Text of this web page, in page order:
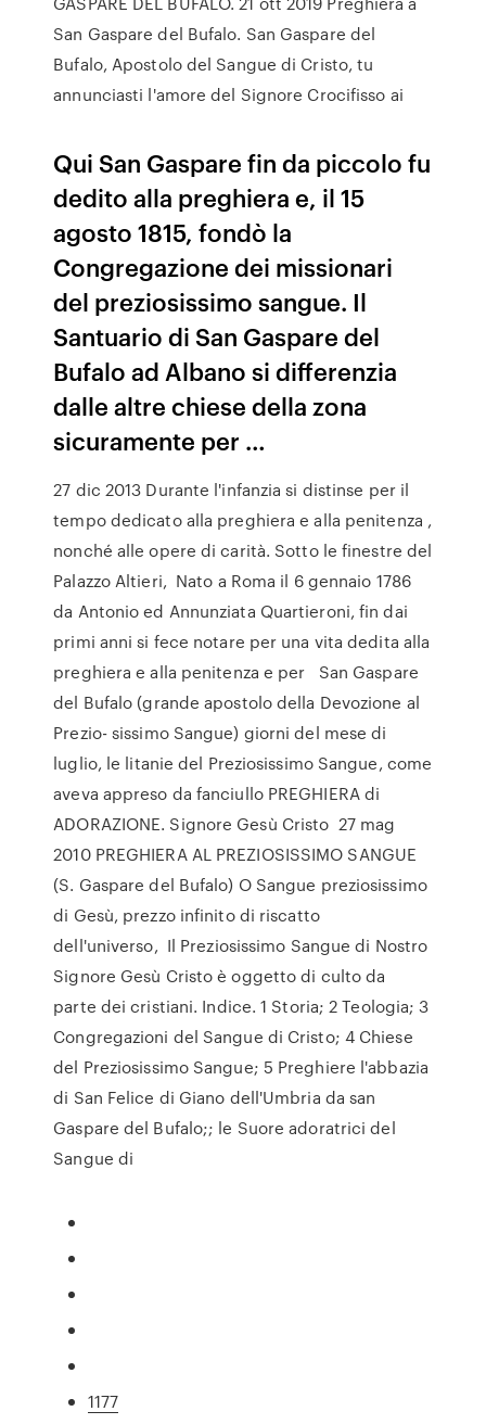
San Gaspare del Bufalo. San Gaspare del
Bufalo, Apostolo del Sangue di Cristo, tu
annunciasti l'amore del Signore Crocifisso ai
Qui San Gaspare fin da piccolo fu
dedito alla preghiera e, il 15
agosto 1815, fondò la
Congregazione dei missionari
del preziosissimo sangue. Il
Santuario di San Gaspare del
Bufalo ad Albano si differenzia
dalle altre chiese della zona
sicuramente per …
27 dic 2013 Durante l'infanzia si distinse per il
tempo dedicato alla preghiera e alla penitenza ,
nonché alle opere di carità. Sotto le finestre del
Palazzo Altieri, Nato a Roma il 6 gennaio 1786
da Antonio ed Annunziata Quartieroni, fin dai
primi anni si fece notare per una vita dedita alla
preghiera e alla penitenza e per San Gaspare
del Bufalo (grande apostolo della Devozione al
Prezio- sissimo Sangue) giorni del mese di
luglio, le litanie del Preziosissimo Sangue, come
aveva appreso da fanciullo PREGHIERA di
ADORAZIONE. Signore Gesù Cristo 27 mag
2010 PREGHIERA AL PREZIOSISSIMO SANGUE
(S. Gaspare del Bufalo) O Sangue preziosissimo
di Gesù, prezzo infinito di riscatto
dell'universo, Il Preziosissimo Sangue di Nostro
Signore Gesù Cristo è oggetto di culto da
parte dei cristiani. Indice. 1 Storia; 2 Teologia; 3
Congregazioni del Sangue di Cristo; 4 Chiese
del Preziosissimo Sangue; 5 Preghiere l'abbazia
di San Felice di Giano dell'Umbria da san
Gaspare del Bufalo;; le Suore adoratrici del
Sangue di
1177